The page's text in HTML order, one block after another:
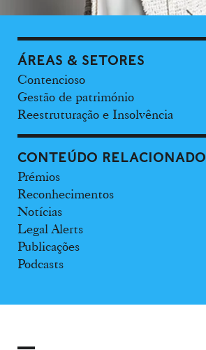
ÁREAS & SETORES
Contencioso
Gestão de património
Reestruturação e Insolvência
CONTEÚDO RELACIONADO
Prémios
Reconhecimentos
Notícias
Legal Alerts
Publicações
Podcasts